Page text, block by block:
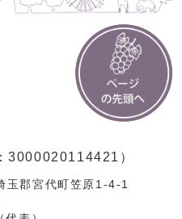
3000020114421）
郡宮代町笠原1-4-1